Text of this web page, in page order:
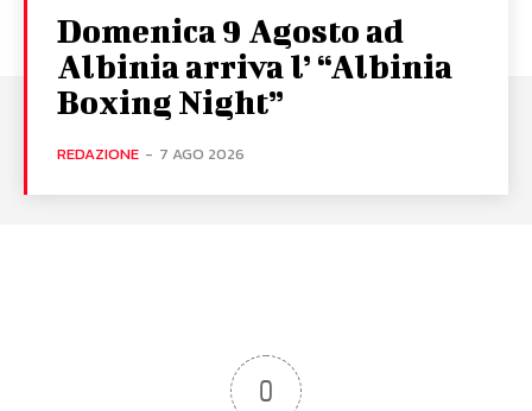
Domenica 9 Agosto ad
Albinia arriva l’ “Albinia
Boxing Night”
REDAZIONE - 7 AGO 2026
0